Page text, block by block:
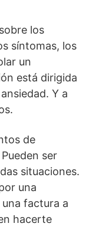
los
síntomas, los
un
está dirigida
Y a
de
ser
situaciones.
una
factura a
hacerte